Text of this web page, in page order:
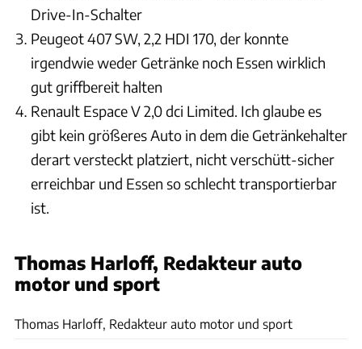
Drive-In-Schalter
Peugeot 407 SW, 2,2 HDI 170, der konnte
irgendwie weder Getränke noch Essen wirklich
gut griffbereit halten
Renault Espace V 2,0 dci Limited. Ich glaube es
gibt kein größeres Auto in dem die Getränkehalter
derart versteckt platziert, nicht verschütt-sicher
erreichbar und Essen so schlecht transportierbar
ist.
Thomas Harloff, Redakteur auto
motor und sport
Thomas Harloff, Redakteur auto motor und sport